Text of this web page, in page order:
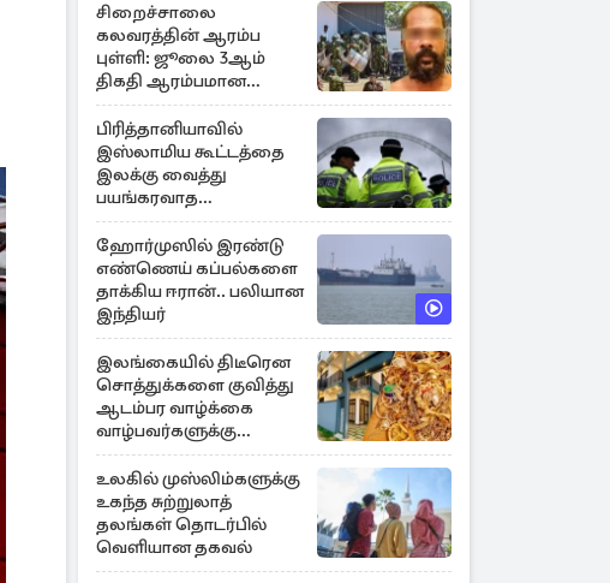
சிறைச்சாலை
கலவரத்தின் ஆரம்ப
புள்ளி: ஜூலை 3ஆம்
திகதி ஆரம்பமான
கலவரம் - வெளிவராத
பல கதைகள்
பிரித்தானியாவில்
இஸ்லாமிய கூட்டத்தை
இலக்கு வைத்து
பயங்கரவாத
அச்சுறுத்தல்: 12 பேர்
அதிரடி கைது
ஹோர்முஸில் இரண்டு
எண்ணெய் கப்பல்களை
தாக்கிய ஈரான்.. பலியான
இந்தியர்
இலங்கையில் திடீரென
சொத்துக்களை குவித்து
ஆடம்பர வாழ்க்கை
வாழ்பவர்களுக்கு
எச்சரிக்கை
உலகில் முஸ்லிம்களுக்கு
உகந்த சுற்றுலாத்
தலங்கள் தொடர்பில்
வெளியான தகவல்